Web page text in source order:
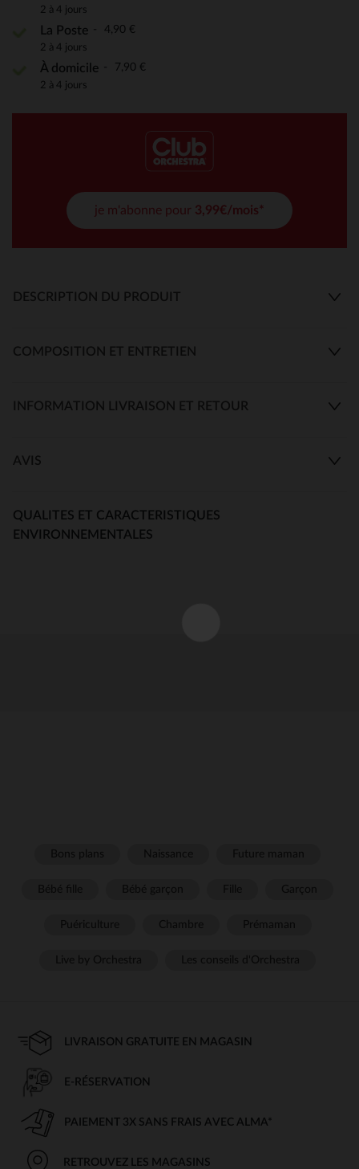
2 à 4 jours
La Poste 4,90 €
2 à 4 jours
À domicile 7,90 €
2 à 4 jours
je m'abonne pour 3,99€/mois*
DESCRIPTION DU PRODUIT
COMPOSITION ET ENTRETIEN
INFORMATION LIVRAISON ET RETOUR
AVIS
QUALITES ET CARACTERISTIQUES
ENVIRONNEMENTALES
LIVRAISON GRATUITE EN MAGASIN
E-RÉSERVATION
PAIEMENT 3X SANS FRAIS AVEC ALMA*
RETROUVEZ LES MAGASINS